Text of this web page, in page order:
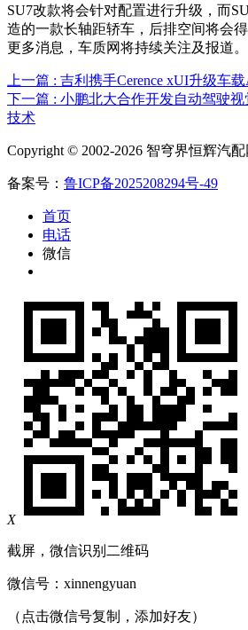
SU7改款将会针对配置进行升级，而
造的一款长轴距轿车，后排空间将会
更多消息，车质网将持续关注及报道。
上一篇 : 吉利携手Cerence xUI升级车
下一篇 : 小鹏北大合作开发自动驾驶
技术
Copyright © 2002-2026 智穹界恒辉汽
备案号： 鲁ICP备2025208294号-49
首页
电话
微信
X
截屏，微信识别二维码
微信号： xinnengyuan
（点击微信号复制，添加好友）